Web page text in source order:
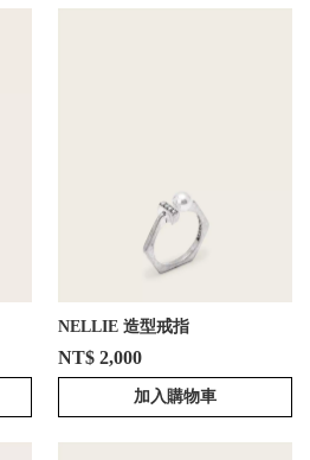
NELLIE 造型戒指
NT$ 2,000
加入購物車